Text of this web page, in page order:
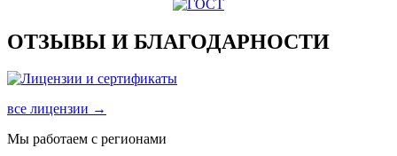
ОТЗЫВЫ И БЛАГОДАРНОСТИ
все лицензии →
Мы работаем с регионами